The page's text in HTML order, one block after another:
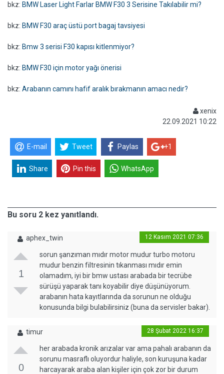
bkz: BMW Laser Light Farlar BMW F30 3 Serisine Takılabilir mi?
bkz: BMW F30 araç üstü port bagaj tavsiyesi
bkz: Bmw 3 serisi F30 kapısı kitlenmiyor?
bkz: BMW F30 için motor yağı önerisi
bkz: Arabanın camını hafif aralık bırakmanın amacı nedir?
xenix
22.09.2021 10:22
E-mail Tweet Paylas +1
Share Pin this WhatsApp
Bu soru 2 kez yanıtlandı.
aphex_twin 12 Kasım 2021 07:36
1
sorun şanzıman mıdır motor mudur turbo motoru
mudur benzin filtresinin tıkanması mıdır emin
olamadım, iyi bir bmw ustası arabada bir tecrübe
sürüşü yaparak tanı koyabilir diye düşünüyorum.
arabanın hata kayıtlarında da sorunun ne olduğu
konusunda bilgi bulabilirsiniz (buna da servisler bakar).
timur 28 Şubat 2022 16:37
0
her arabada kronik arızalar var ama pahalı arabanın da
sorunu masraflı oluyordur haliyle, son kuruşuna kadar
harcayarak araba alan kişiler için çok zor bir durum